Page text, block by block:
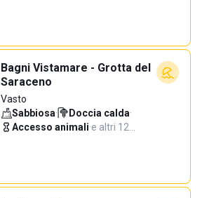
Bagni Vistamare - Grotta del
Saraceno
Vasto
Sabbiosa· Doccia calda·
Accesso animali·e altri 12…